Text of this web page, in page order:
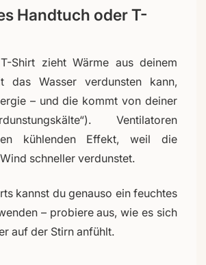
Handtuch oder T-
Shirt zieht Wärme aus deinem
das Wasser verdunsten kann,
– und die kommt von deiner
Ventilatoren
kühlenden Effekt, weil die
schneller verdunstet.
kannst du genauso ein feuchtes
– probiere aus, wie es sich
auf der Stirn anfühlt.